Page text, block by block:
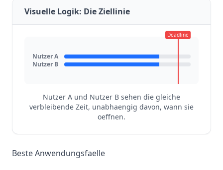
Visuelle Logik: Die Ziellinie
Deadline
Nutzer A
Nutzer B
Nutzer A und Nutzer B sehen die gleiche
verbleibende Zeit, unabhaengig davon, wann sie
oeffnen.
Beste Anwendungsfaelle